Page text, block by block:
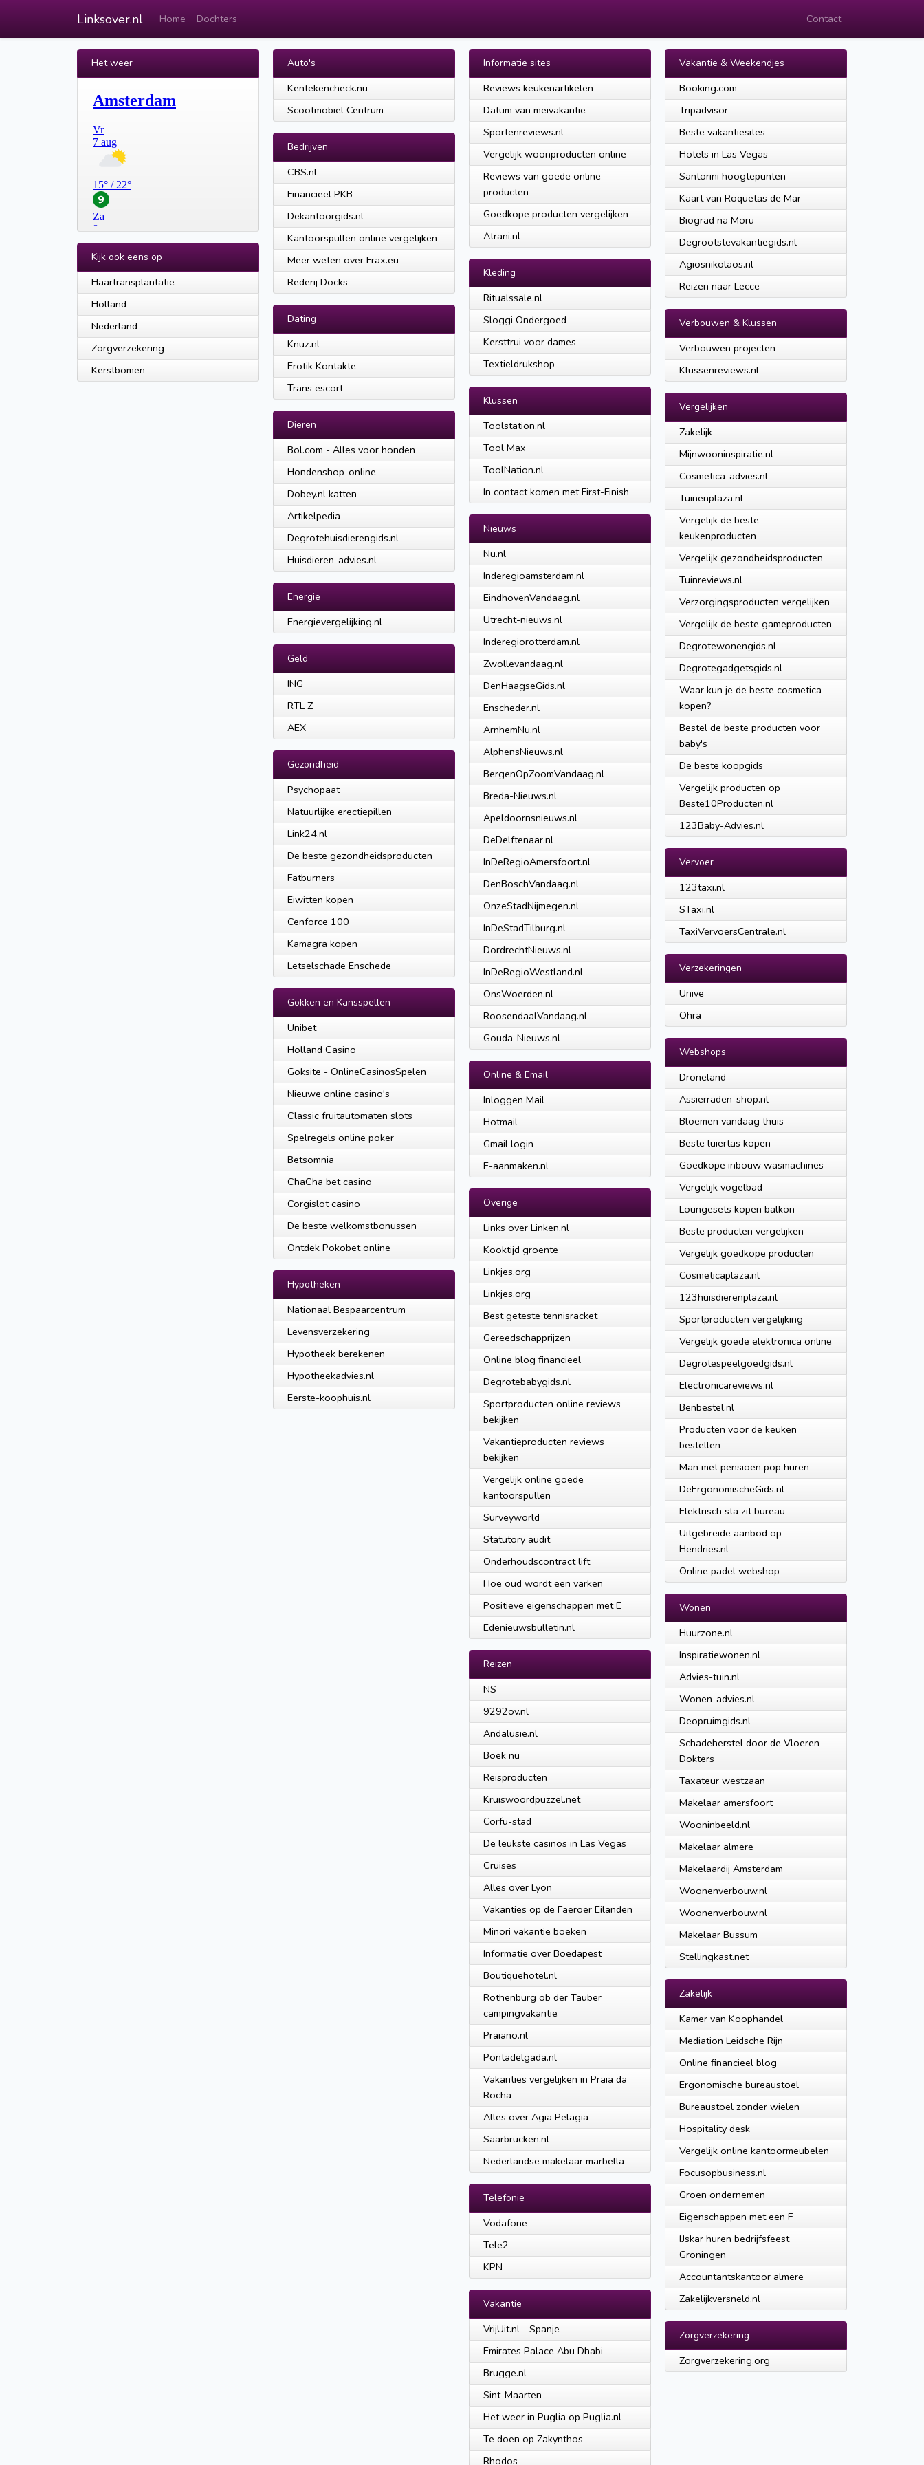
Linksover.nl Home Dochters Contact
Het weer
Kijk ook eens op
Haartransplantatie
Holland
Nederland
Zorgverzekering
Kerstbomen
Auto's
Kentekencheck.nu
Scootmobiel Centrum
Bedrijven
CBS.nl
Financieel PKB
Dekantoorgids.nl
Kantoorspullen online vergelijken
Meer weten over Frax.eu
Rederij Docks
Dating
Knuz.nl
Erotik Kontakte
Trans escort
Dieren
Bol.com - Alles voor honden
Hondenshop-online
Dobey.nl katten
Artikelpedia
Degrotehuisdierengids.nl
Huisdieren-advies.nl
Energie
Energievergelijking.nl
Geld
ING
RTL Z
AEX
Gezondheid
Psychopaat
Natuurlijke erectiepillen
Link24.nl
De beste gezondheidsproducten
Fatburners
Eiwitten kopen
Cenforce 100
Kamagra kopen
Letselschade Enschede
Gokken en Kansspellen
Unibet
Holland Casino
Goksite - OnlineCasinosSpelen
Nieuwe online casino's
Classic fruitautomaten slots
Spelregels online poker
Betsomnia
ChaCha bet casino
Corgislot casino
De beste welkomstbonussen
Ontdek Pokobet online
Hypotheken
Nationaal Bespaarcentrum
Levensverzekering
Hypotheek berekenen
Hypotheekadvies.nl
Eerste-koophuis.nl
Informatie sites
Reviews keukenartikelen
Datum van meivakantie
Sportenreviews.nl
Vergelijk woonproducten online
Reviews van goede online
producten
Goedkope producten vergelijken
Atrani.nl
Kleding
Ritualssale.nl
Sloggi Ondergoed
Kersttrui voor dames
Textieldrukshop
Klussen
Toolstation.nl
Tool Max
ToolNation.nl
In contact komen met First-Finish
Nieuws
Nu.nl
Inderegioamsterdam.nl
EindhovenVandaag.nl
Utrecht-nieuws.nl
Inderegiorotterdam.nl
Zwollevandaag.nl
DenHaagseGids.nl
Enscheder.nl
ArnhemNu.nl
AlphensNieuws.nl
BergenOpZoomVandaag.nl
Breda-Nieuws.nl
Apeldoornsnieuws.nl
DeDelftenaar.nl
InDeRegioAmersfoort.nl
DenBoschVandaag.nl
OnzeStadNijmegen.nl
InDeStadTilburg.nl
DordrechtNieuws.nl
InDeRegioWestland.nl
OnsWoerden.nl
RoosendaalVandaag.nl
Gouda-Nieuws.nl
Online & Email
Inloggen Mail
Hotmail
Gmail login
E-aanmaken.nl
Overige
Links over Linken.nl
Kooktijd groente
Linkjes.org
Linkjes.org
Best geteste tennisracket
Gereedschapprijzen
Online blog financieel
Degrotebabygids.nl
Sportproducten online reviews
bekijken
Vakantieproducten reviews
bekijken
Vergelijk online goede
kantoorspullen
Surveyworld
Statutory audit
Onderhoudscontract lift
Hoe oud wordt een varken
Positieve eigenschappen met E
Edenieuwsbulletin.nl
Reizen
NS
9292ov.nl
Andalusie.nl
Boek nu
Reisproducten
Kruiswoordpuzzel.net
Corfu-stad
De leukste casinos in Las Vegas
Cruises
Alles over Lyon
Vakanties op de Faeroer Eilanden
Minori vakantie boeken
Informatie over Boedapest
Boutiquehotel.nl
Rothenburg ob der Tauber
campingvakantie
Praiano.nl
Pontadelgada.nl
Vakanties vergelijken in Praia da
Rocha
Alles over Agia Pelagia
Saarbrucken.nl
Nederlandse makelaar marbella
Telefonie
Vodafone
Tele2
KPN
Vakantie
VrijUit.nl - Spanje
Emirates Palace Abu Dhabi
Brugge.nl
Sint-Maarten
Het weer in Puglia op Puglia.nl
Te doen op Zakynthos
Rhodos
Vakantie & Weekendjes
Booking.com
Tripadvisor
Beste vakantiesites
Hotels in Las Vegas
Santorini hoogtepunten
Kaart van Roquetas de Mar
Biograd na Moru
Degrootstevakantiegids.nl
Agiosnikolaos.nl
Reizen naar Lecce
Verbouwen & Klussen
Verbouwen projecten
Klussenreviews.nl
Vergelijken
Zakelijk
Mijnwooninspiratie.nl
Cosmetica-advies.nl
Tuinenplaza.nl
Vergelijk de beste
keukenproducten
Vergelijk gezondheidsproducten
Tuinreviews.nl
Verzorgingsproducten vergelijken
Vergelijk de beste gameproducten
Degrotewonengids.nl
Degrotegadgetsgids.nl
Waar kun je de beste cosmetica
kopen?
Bestel de beste producten voor
baby's
De beste koopgids
Vergelijk producten op
Beste10Producten.nl
123Baby-Advies.nl
Vervoer
123taxi.nl
STaxi.nl
TaxiVervoersCentrale.nl
Verzekeringen
Unive
Ohra
Webshops
Droneland
Assierraden-shop.nl
Bloemen vandaag thuis
Beste luiertas kopen
Goedkope inbouw wasmachines
Vergelijk vogelbad
Loungesets kopen balkon
Beste producten vergelijken
Vergelijk goedkope producten
Cosmeticaplaza.nl
123huisdierenplaza.nl
Sportproducten vergelijking
Vergelijk goede elektronica online
Degrotespeelgoedgids.nl
Electronicareviews.nl
Benbestel.nl
Producten voor de keuken
bestellen
Man met pensioen pop huren
DeErgonomischeGids.nl
Elektrisch sta zit bureau
Uitgebreide aanbod op
Hendries.nl
Online padel webshop
Wonen
Huurzone.nl
Inspiratiewonen.nl
Advies-tuin.nl
Wonen-advies.nl
Deopruimgids.nl
Schadeherstel door de Vloeren
Dokters
Taxateur westzaan
Makelaar amersfoort
Wooninbeeld.nl
Makelaar almere
Makelaardij Amsterdam
Woonenverbouw.nl
Woonenverbouw.nl
Makelaar Bussum
Stellingkast.net
Zakelijk
Kamer van Koophandel
Mediation Leidsche Rijn
Online financieel blog
Ergonomische bureaustoel
Bureaustoel zonder wielen
Hospitality desk
Vergelijk online kantoormeubelen
Focusopbusiness.nl
Groen ondernemen
Eigenschappen met een F
IJskar huren bedrijfsfeest
Groningen
Accountantskantoor almere
Zakelijkversneld.nl
Zorgverzekering
Zorgverzekering.org